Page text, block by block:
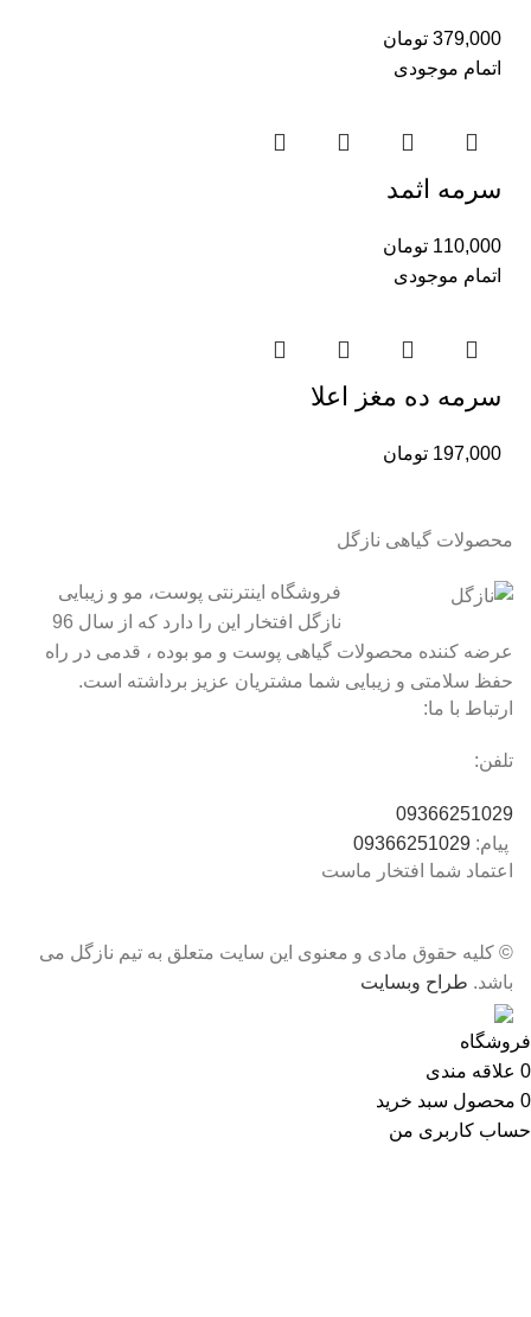
379,000 تومان
اتمام موجودی
سرمه اثمد
110,000 تومان
اتمام موجودی
سرمه ده مغز اعلا
197,000 تومان
محصولات گیاهی نازگل
فروشگاه اینترنتی پوست، مو و زیبایی
نازگل افتخار این را دارد که از سال 96
عرضه کننده محصولات گیاهی پوست و مو بوده ، قدمی در راه
حفظ سلامتی و زیبایی شما مشتریان عزیز برداشته است.
ارتباط با ما:
تلفن:
09366251029
پیام: 09366251029
اعتماد شما افتخار ماست
© کلیه حقوق مادی و معنوی این سایت متعلق به تیم نازگل می
باشد. طراح وبسایت
فروشگاه
0 علاقه مندی
0 محصول سبد خرید
حساب کاربری من